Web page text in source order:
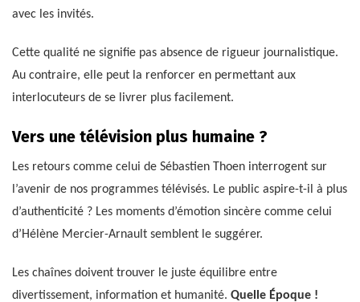
avec les invités.
Cette qualité ne signifie pas absence de rigueur journalistique.
Au contraire, elle peut la renforcer en permettant aux
interlocuteurs de se livrer plus facilement.
Vers une télévision plus humaine ?
Les retours comme celui de Sébastien Thoen interrogent sur
l’avenir de nos programmes télévisés. Le public aspire-t-il à plus
d’authenticité ? Les moments d’émotion sincère comme celui
d’Hélène Mercier-Arnault semblent le suggérer.
Les chaînes doivent trouver le juste équilibre entre
divertissement, information et humanité. Quelle Époque !